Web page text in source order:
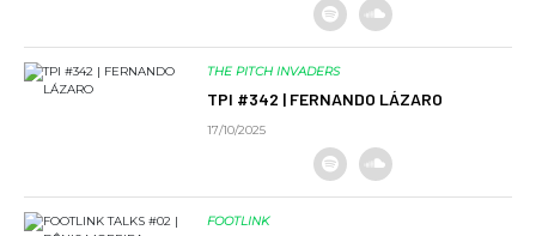
THE PITCH INVADERS
TPI #342 | FERNANDO LÁZARO
17/10/2025
FOOTLINK